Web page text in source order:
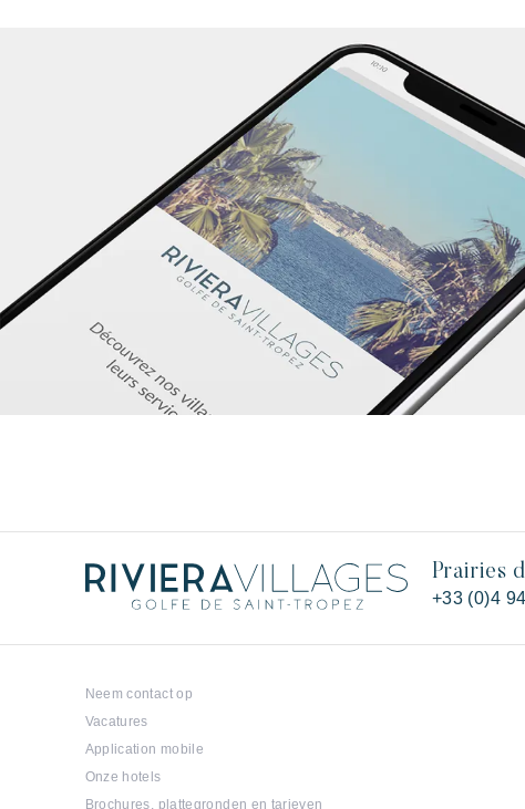
Prairies
+33 (0)4
Neem contact op
Vacatures
Application mobile
Onze hotels
Brochures, plattegronden en tarieven